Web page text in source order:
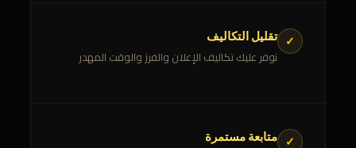
✓ تقليل التكاليف
نوفر عليك تكاليف الإعلان والفرز والوقت المهدر
✓ متابعة مستمرة